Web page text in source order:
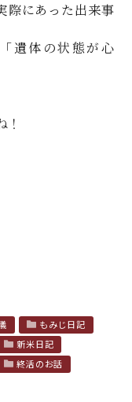
際にあった出来事
遺体の状態が心
もみじ日記
新米日記
終活のお話